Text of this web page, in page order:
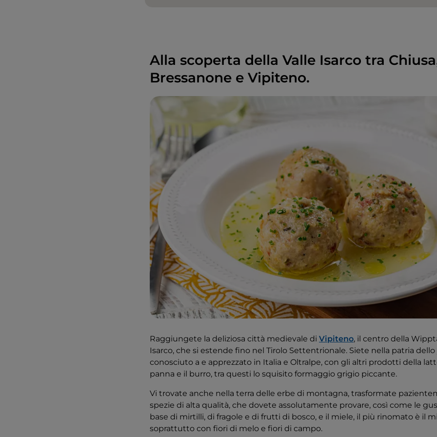
Alla scoperta della Valle Isarco tra
Bressanone e Vipiteno.
Raggiungete la deliziosa città medievale di Vipiteno, il centro della
Isarco, che si estende fino nel Tirolo Settentrionale. Siete nella patria
conosciuto a e apprezzato in Italia e Oltralpe, con gli altri prodotti della
panna e il burro, tra questi lo squisito formaggio grigio piccante.
Vi trovate anche nella terra delle erbe di montagna, trasformate
spezie di alta qualità, che dovete assolutamente provare, così come le
base di mirtilli, di fragole e di frutti di bosco, e il miele, il più rinomato è il
soprattutto con fiori di melo e fiori di campo.